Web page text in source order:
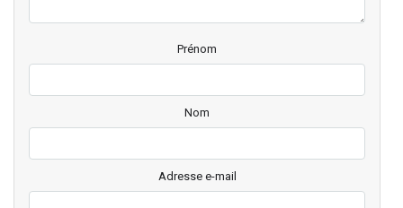
Prénom
Nom
Adresse e-mail